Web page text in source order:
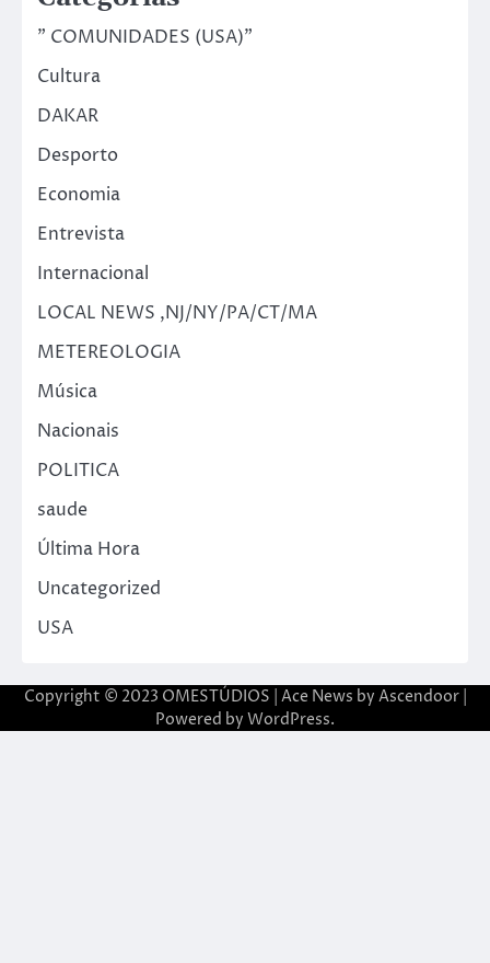
" COMUNIDADES (USA)"
Cultura
DAKAR
Desporto
Economia
Entrevista
Internacional
LOCAL NEWS ,NJ/NY/PA/CT/MA
METEREOLOGIA
Música
Nacionais
POLITICA
saude
Última Hora
Uncategorized
USA
Copyright © 2023 OMESTÚDIOS | Ace News by Ascendoor|
Powered by WordPress.